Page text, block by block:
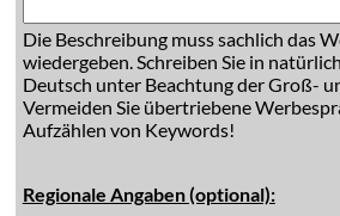
Die Beschreibung muss sachlich das
wiedergeben. Schreiben Sie in
Deutsch unter Beachtung der Groß-
Vermeiden Sie übertriebene
Aufzählen von Keywords!
Regionale Angaben (optional):